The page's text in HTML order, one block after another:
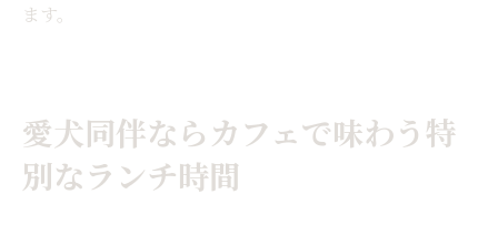
ます。
愛犬同伴ならカフェで味わう特
別なランチ時間